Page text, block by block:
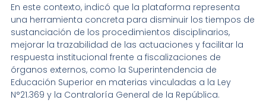
En este contexto, indicó que la plataforma representa
una herramienta concreta para disminuir los tiempos de
sustanciación de los procedimientos disciplinarios,
mejorar la trazabilidad de las actuaciones y facilitar la
respuesta institucional frente a fiscalizaciones de
órganos externos, como la Superintendencia de
Educación Superior en materias vinculadas a la Ley
N°21.369 y la Contraloría General de la República.